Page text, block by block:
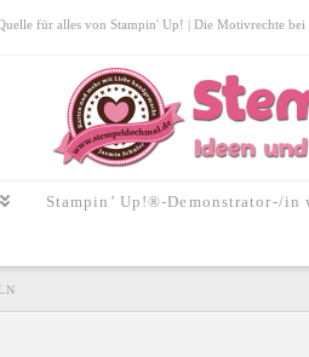
für alles von Stampin' Up! | Die Motivrechte
Stampin’ Up!®-Demonstrator-/in